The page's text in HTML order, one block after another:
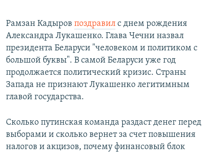
Рамзан Кадыров поздравил с днем рождения
Александра Лукашенко. Глава Чечни назвал
президента Беларуси "человеком и политиком с
большой буквы". В самой Беларуси уже год
продолжается политический кризис. Страны
Запада не признают Лукашенко легитимным
главой государства.
Сколько путинская команда раздаст денег перед
выборами и сколько вернет за счет повышения
налогов и акцизов, почему финансовый блок